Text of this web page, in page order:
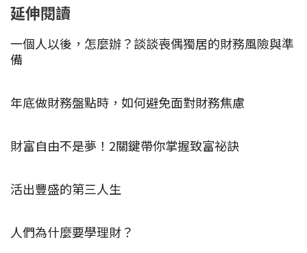
延伸閱讀
一個人以後，怎麼辦？談談喪偶獨居的財務風險與準
備
年底做財務盤點時，如何避免面對財務焦慮
財富自由不是夢！2關鍵帶你掌握致富祕訣
活出豐盛的第三人生
人們為什麼要學理財？